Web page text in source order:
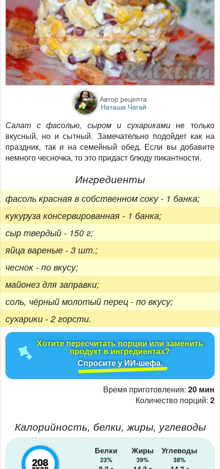
Автор рецепта
Наташа Чагай
Салат с фасолью, сыром и сухарикамине только
вкусный, но и сытный. Замечательно подойдет как на
праздник, так и на семейный обед. Если вы добавите
немного чесночка, то это придаст блюду пикантности.
Ингредиенты
фасоль красная в собственном соку - 1 банка;
кукуруза консервированная - 1 банка;
сыр твердый - 150 г;
яйца вареные - 3 шт.;
чеснок - по вкусу;
майонез для заправки;
соль, чёрный молотый перец - по вкусу;
сухарики - 2 горсти.
Хотите пересчитать порции или заменить
продукт в ингредиентах?
Спросите у ИИ-шефа.
Время приготовления: 20 мин
Количество порций: 2
Калорийность, белки, жиры, углеводы
208
Белки
23%
Жиры
39%
Углеводы
38%